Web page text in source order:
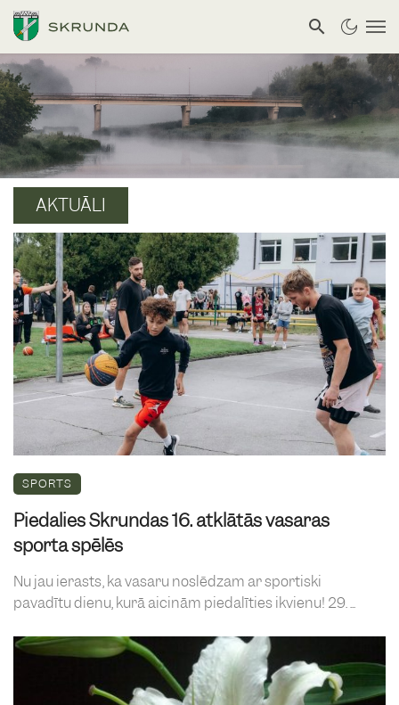
AKTUĀLI
SPORTS
Piedalies Skrundas 16. atklātās vasaras
sporta spēlēs
Nu jau ierasts, ka vasaru noslēdzam ar sportiski
pavadītu dienu, kurā aicinām piedalīties ikvienu! 29. ...